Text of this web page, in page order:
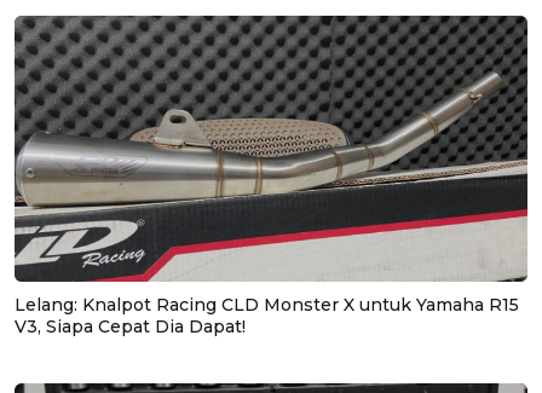
Lelang: Knalpot Racing CLD Monster X untuk Yamaha R15
V3, Siapa Cepat Dia Dapat!